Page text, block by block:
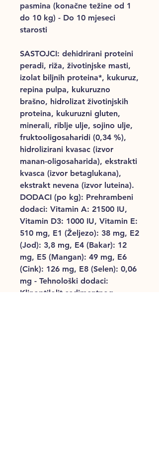
pasmina (konačne težine od 1
do 10 kg) - Do 10 mjeseci
starosti
SASTOJCI: dehidrirani proteini
peradi, riža, životinjske masti,
izolat biljnih proteina*, kukuruz,
repina pulpa, kukuruzno
brašno, hidrolizat životinjskih
proteina, kukuruzni gluten,
minerali, riblje ulje, sojino ulje,
fruktooligosaharidi (0,34 %),
hidrolizirani kvasac (izvor
manan-oligosaharida), ekstrakti
kvasca (izvor betaglukana),
ekstrakt nevena (izvor luteina).
DODACI (po kg): Prehrambeni
dodaci: Vitamin A: 21500 IU,
Vitamin D3: 1000 IU, Vitamin E:
510 mg, E1 (Željezo): 38 mg, E2
(Jod): 3,8 mg, E4 (Bakar): 12
mg, E5 (Mangan): 49 mg, E6
(Cink): 126 mg, E8 (Selen): 0,06
mg - Tehnološki dodaci:
Klinoptilolit sedimentnog